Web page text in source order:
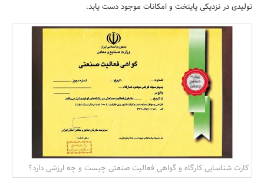
تولیدی در نزدیکی پایتخت و امکانات موجود دست یابد.
کارت شناسایی کارگاه و گواهی فعالیت صنعتی چیست و چه ارزشی دارد؟